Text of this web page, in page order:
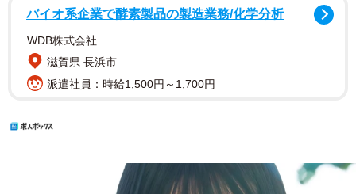
バイオ系企業で酵素製品の製造業務/化学分析
WDB株式会社
滋賀県 長浜市
派遣社員：時給1,500円～1,700円